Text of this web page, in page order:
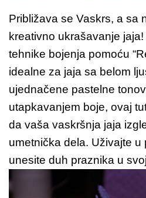
c
e
b
o
o
k
er
e
st
er at
s
A
p
p
ss
e
n
g
er
Približava se Vaskrs, a sa
kreativno ukrašavanje
tehnike bojenja pomoću
idealne za jaja sa belom
ujednačene pastelne
utapkavanjem boje, ovaj
da vaša vaskršnja jaja
umetnička dela. Uživajte u
unesite duh praznika u